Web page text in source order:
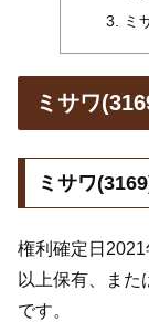
ミ
ミサワ
ミサワ
権利確定日
以上保有、ま
です。